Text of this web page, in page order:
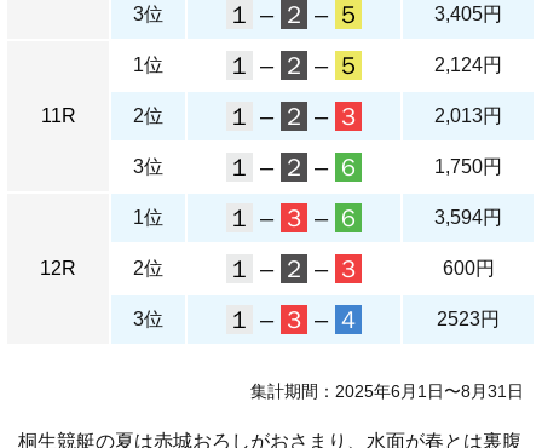
3位 １ – ２ – ５ 3,405円
11R
1位 １ – ２ – ５ 2,124円
2位 １ – ２ – ３ 2,013円
3位 １ – ２ – ６ 1,750円
12R
1位 １ – ３ – ６ 3,594円
2位 １ – ２ – ３ 600円
3位 １ – ３ – ４ 2523円
集計期間：2025年6月1日〜8月31日
桐生競艇の夏は赤城おろしがおさまり、水面が春とは裏腹